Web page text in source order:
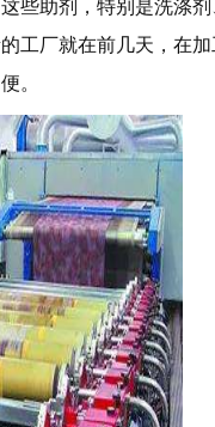
些助剂，特别是洗涤
工厂就在前几天，在
。